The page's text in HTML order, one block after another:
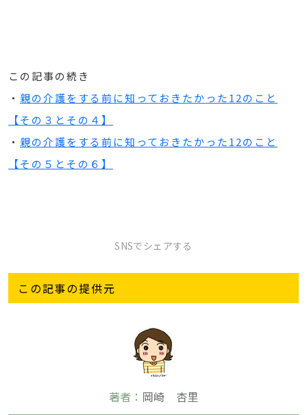
この記事の続き
・ 親の介護をする前に知っておきたかった12のこと
【その３とその４】
・ 親の介護をする前に知っておきたかった12のこと
【その５とその６】
SNSでシェアする
この記事の提供元
著者： 岡崎 杏里